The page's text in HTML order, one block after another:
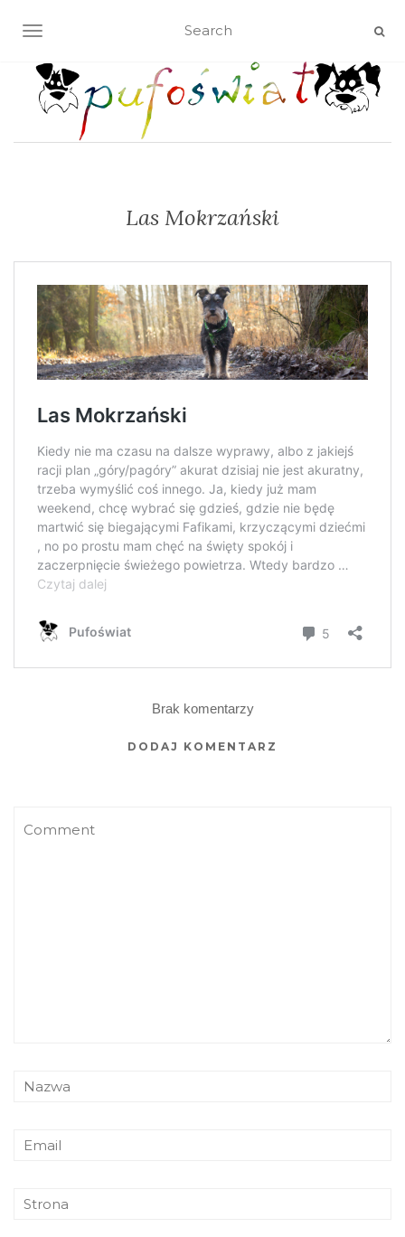
TOGGLE NAVIGATION
Las Mokrzański
Brak komentarzy
DODAJ KOMENTARZ